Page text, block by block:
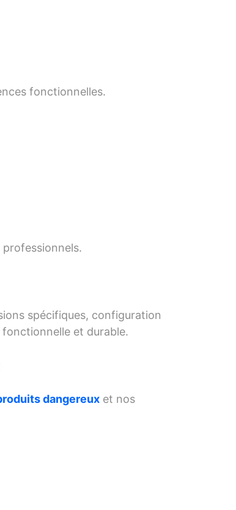
fonctionnelles.
spécifiques, configuration
et durable.
dangereux et nos